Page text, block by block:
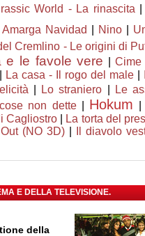
World - La rinascita
Amarga Navidad Nino
Cremlino - Le origini di
e le favole vere |Cime
La casa - Il rogo del male
Lo straniero Le
non dette| Hokum
Cagliostro
La torta del
Out (NO 3D)
Il diavolo
E DELLA TELEVISIONE.
della